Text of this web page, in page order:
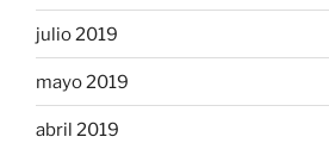
julio 2019
mayo 2019
abril 2019